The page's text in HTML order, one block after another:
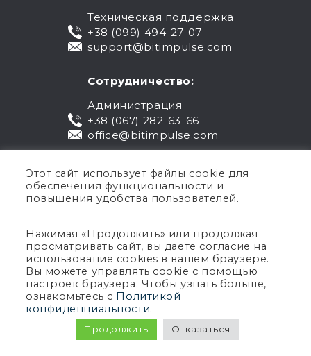
Техническая поддержка
+38 (099) 494-27-07
support@bitimpulse.com
Сотрудничество:
Администрация
+38 (067) 282-63-66
office@bitimpulse.com
Публичная оферта
Гарантия
Политика конфиденциальности
Условия использования
Авторское право © 2005-2026 BIT Impulse.
Все права защищены.
Этот сайт использует файлы cookie для
обеспечения функциональности и
повышения удобства пользователей.
Нажимая «Продолжить» или продолжая
просматривать сайт, вы даете согласие на
использование cookies в вашем браузере.
Вы можете управлять cookie с помощью
настроек браузера. Чтобы узнать больше,
ознакомьтесь с Политикой
конфиденциальности.
Продолжить Отказаться